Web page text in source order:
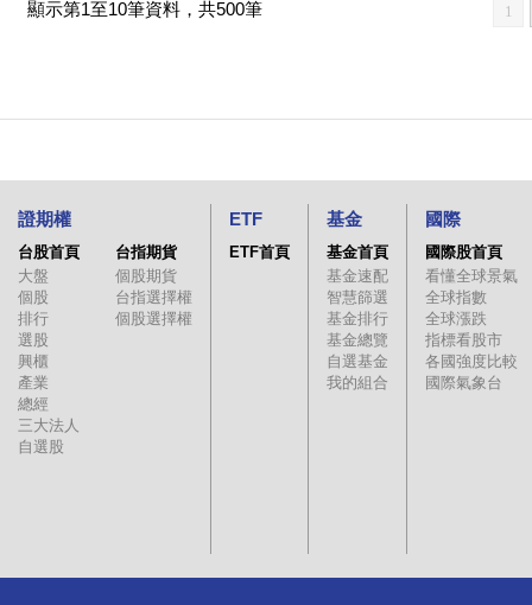
顯示第1至10筆資料，共500筆 1
證期權
台股首頁
大盤
個股
排行
選股
興櫃
產業
總經
三大法人
自選股
台指期貨
個股期貨
台指選擇權
個股選擇權
ETF
ETF首頁
基金
基金首頁
基金速配
智慧篩選
基金排行
基金總覽
自選基金
我的組合
國際
國際股首頁
看懂全球景氣
全球指數
全球漲跌
指標看股市
各國強度比較
國際氣象台